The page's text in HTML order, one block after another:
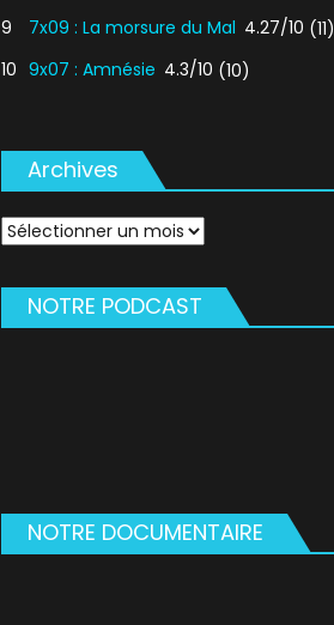
9
7x09 : La morsure du Mal 4.27/10 (11)
10 9x07 : Amnésie 4.3/10 (10)
Archives
Archives
NOTRE PODCAST
NOTRE DOCUMENTAIRE